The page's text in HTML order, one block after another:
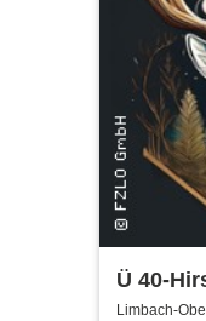
Ü 40-
Limbach-